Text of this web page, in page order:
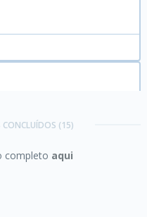
CONCLUÍDOS (15)
completo aqui